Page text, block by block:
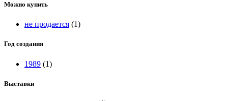
Можно купить
не продается (1)
Год создания
1989 (1)
Выставки